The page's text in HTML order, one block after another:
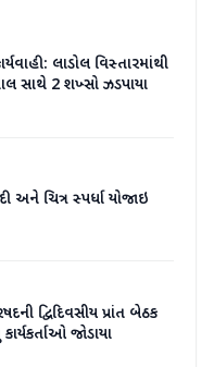
લાડોલ વિસ્તારમાંથી
સાથે 2 શખ્સો ઝડપાયા
અને ચિત્ર સ્પર્ધા યોજાઇ
દ્વિદિવસીય પ્રાંત બેઠક
જોડાયા